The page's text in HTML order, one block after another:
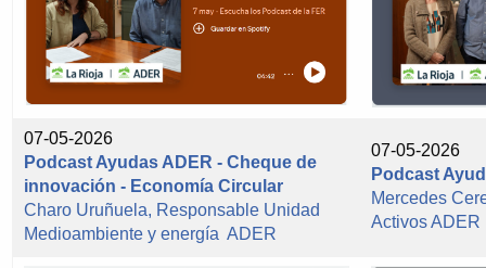
07-05-2026
Podcast Ayudas ADER - Cheque de
innovación - Economía Circular
Charo Uruñuela, Responsable Unidad
Medioambiente y energía ADER
07-05-2026
Podcast
Mercedes
Activos ADER